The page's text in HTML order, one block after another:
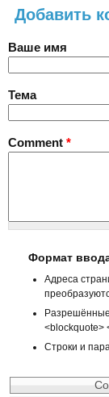
Добавить
Ваше имя
Тема
Comment *
Формат
Адреса
<blockquote>
Строки и